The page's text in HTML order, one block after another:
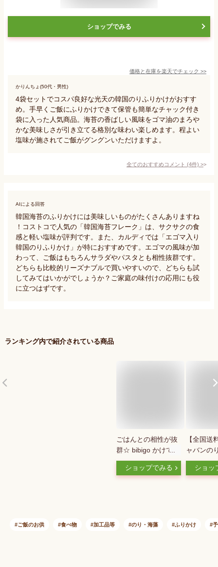
ショップでみる
価格と在庫を楽天でチェック >>
かりんちょ(50代・男性)
4袋セットでコスパ良好な光天の韓国のりふりかけがおすす
め。手早くご飯にふりかけできて保管も簡単なチャック付き
袋に入った人気商品。海苔の香ばしい風味をゴマ油のまろや
かな美味しさが引き立てる格別な味わい楽しめます。程よい
塩味が施されてご飯がグングンいただけますよ。
全てのおすすめコメント (4件) >
AIによる回答
韓国海苔のふりかけには美味しいものがたくさんありますね
！コストコで人気の「韓国海苔フレーク」は、サクサクの食
感と軽い塩味が評判です。また、カルディでは「エゴマ入り
韓国のりふりかけ」が特におすすめです。エゴマの風味が加
わって、ご飯はもちろんサラダやパスタとも相性抜群です。
どちらも比較的リーズナブルで買いやすいので、どちらも試
してみてはいかがでしょうか？ご家庭の味付けの応用にも役
に立つはずです。
ランキング内で紹介されている商品
ごはんとの相性が抜
群☆ bibigo かけて食
べる韓国のり 2個セ
ット 甘じょっぱい
1000円 CJ
ショップでみる
【全国送
ャバンの
のり
韓国のり
ク 明太
ショッ
ご飯のお供 食べ物 加工品等 のり・海藻 ふりかけ